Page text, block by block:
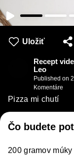
Uložiť
Recept
Leo
Published on
Komentáre
Pizza mi chutí
Čo budete
200 gramov múky